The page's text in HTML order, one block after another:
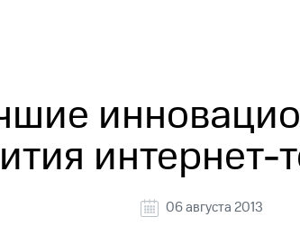
интернет-
06 августа 2013